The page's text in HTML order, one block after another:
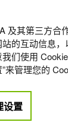
及其第三方合
的互动信息
们使用
来管理您的
设置